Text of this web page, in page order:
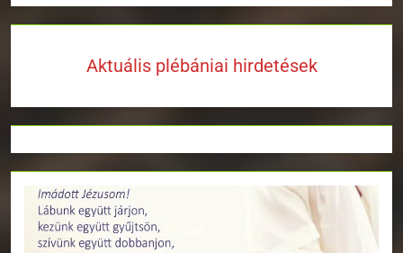
Aktuális plébániai hirdetések